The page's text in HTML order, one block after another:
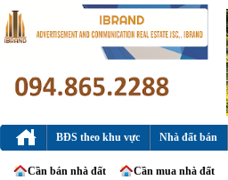
BĐS theo khu vực Nhà đất bán
Cần bán nhà đất Cần mua nhà đất